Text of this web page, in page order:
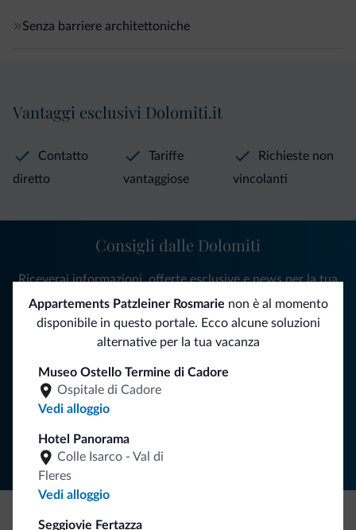
Senza barriere architettoniche
Appartements Patzleiner Rosmarie non è al momento
disponibile in questo portale. Ecco alcune soluzioni
alternative per la tua vacanza
Museo Ostello Termine di Cadore
Ospitale di Cadore
Vedi alloggio
Hotel Panorama
Colle Isarco - Val di
Fleres
Vedi alloggio
Seggiovie Fertazza
Vantaggi esclusivi Dolomiti.it
Contatto
diretto
Tariffe
vantaggiose
Richieste non
vincolanti
Consigli dalle Dolomiti
Riceverai informazioni, offerte esclusive e news per la tua
vacanza nelle Dolomiti.